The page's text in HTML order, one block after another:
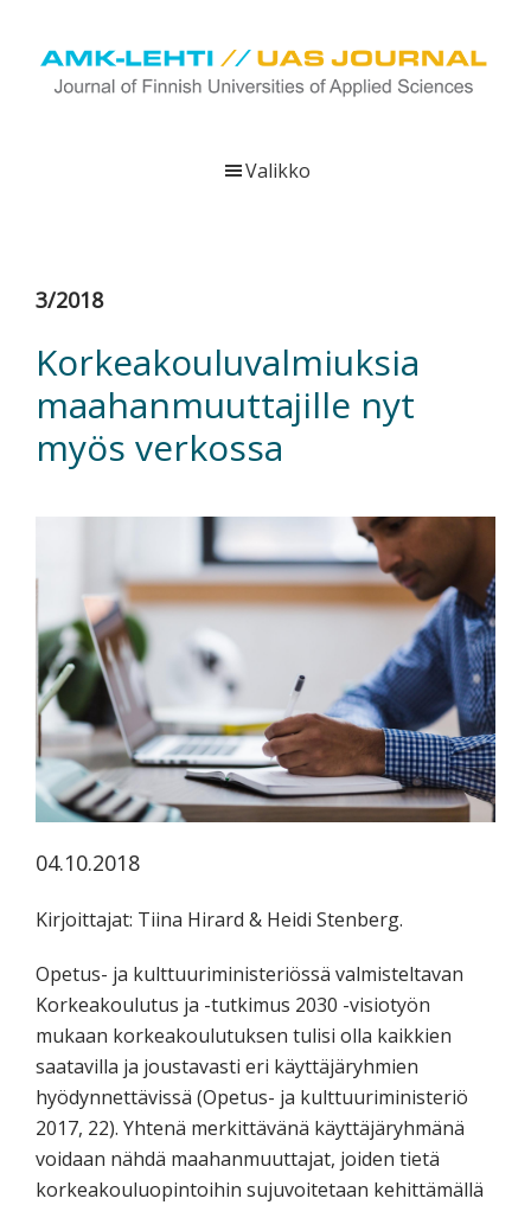
Hyppää
pääsisältöön
Hyppää
ensisijaiseen
Hyppää
alatunnisteeseen
viestittää
tutkimus-,
kehittämis-
innovaatiotoiminnasta
ammattikorkeakoulutusta
tutkimuksesta
kaikille
kiinnostuneille.
Valikko
3/2018
Korkeakouluvalmiuksia
maahanmuuttajille nyt
myös verkossa
04.10.2018
Kirjoittajat: Tiina Hirard & Heidi Stenberg.
Opetus- ja kulttuuriministeriössä valmisteltavan
Korkeakoulutus ja -tutkimus 2030 -visiotyön
mukaan korkeakoulutuksen tulisi olla kaikkien
saatavilla ja joustavasti eri käyttäjäryhmien
hyödynnettävissä (Opetus- ja kulttuuriministeriö
2017, 22). Yhtenä merkittävänä käyttäjäryhmänä
voidaan nähdä maahanmuuttajat, joiden tietä
korkeakouluopintoihin sujuvoitetaan kehittämällä